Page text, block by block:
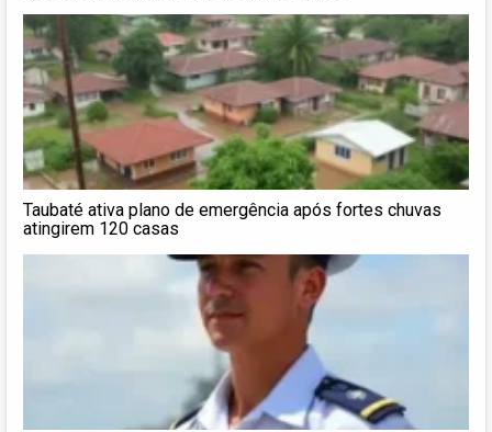
Taubaté ativa plano de emergência após fortes chuvas
atingirem 120 casas